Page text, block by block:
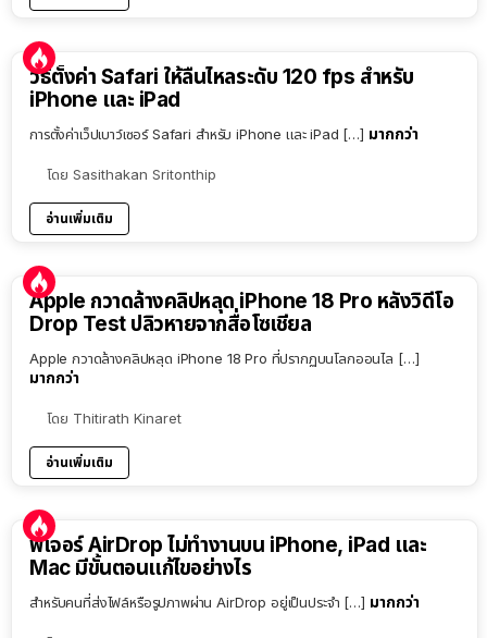
วิธีตั้งค่า Safari ให้ลื่นไหลระดับ 120 fps สำหรับ
iPhone และ iPad
การตั้งค่าเว็ปเบาว์เซอร์ Safari สำหรับ iPhone และ iPad […] มากกว่า
โดย Sasithakan Sritonthip
อ่านเพิ่มเติม
Apple กวาดล้างคลิปหลุด iPhone 18 Pro หลังวิดีโอ
Drop Test ปลิวหายจากสื่อโซเชียล
Apple กวาดล้างคลิปหลุด iPhone 18 Pro ที่ปรากฏบนโลกออนไล […]
มากกว่า
โดย Thitirath Kinaret
อ่านเพิ่มเติม
ฟีเจอร์ AirDrop ไม่ทำงานบน iPhone, iPad และ
Mac มีขั้นตอนแก้ไขอย่างไร
สำหรับคนที่ส่งไฟล์หรือรูปภาพผ่าน AirDrop อยู่เป็นประจำ […] มากกว่า